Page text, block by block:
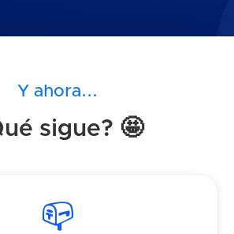
Y ahora...
sigue? 🤩
📪